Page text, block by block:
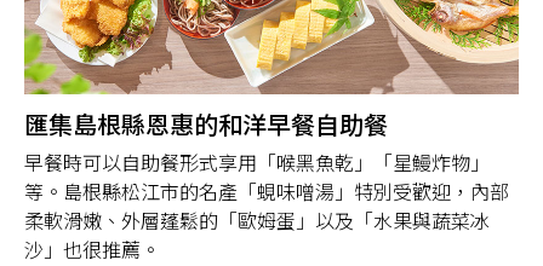
匯集島根縣恩惠的和洋早餐自助餐
早餐時可以自助餐形式享用「喉黑魚乾」「星鰻炸物」
等。島根縣松江市的名產「蜆味噌湯」特別受歡迎，內部
柔軟滑嫩、外層蓬鬆的「歐姆蛋」以及「水果與蔬菜冰
沙」也很推薦。